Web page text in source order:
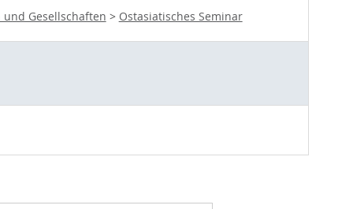
Gesellschaften > Ostasiatisches Seminar